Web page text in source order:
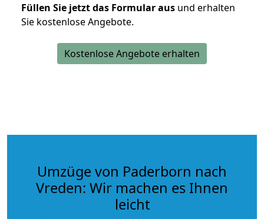
Füllen Sie jetzt das Formular aus und erhalten
Sie kostenlose Angebote.
Kostenlose Angebote erhalten
Umzüge von Paderborn nach
Vreden: Wir machen es Ihnen
leicht